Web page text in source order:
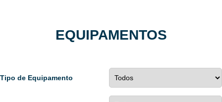
EQUIPAMENTOS
Tipo de Equipamento